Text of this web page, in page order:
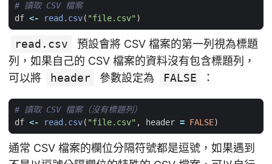
# 讀取 CSV 檔案
df <- read.csv( "file.csv")
read.csv
預設會將 CSV 檔案的第一列視為標題
列，如果自己的 CSV 檔案的資料沒有包含標題列，
可以將
header 參數設定為 FALSE ：
# 讀取 CSV 檔案（沒有標題列）
df <- read.csv( "file.csv" , header = FALSE)
通常 CSV 檔案的欄位分隔符號都是逗號，如果遇到